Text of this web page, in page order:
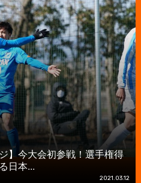
】今大会初参戦！選手権得
日本...
2021.03.12